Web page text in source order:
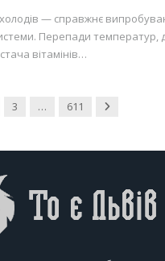
— справжнє
Перепади температур,
вітамінів…
3 … 611 Next